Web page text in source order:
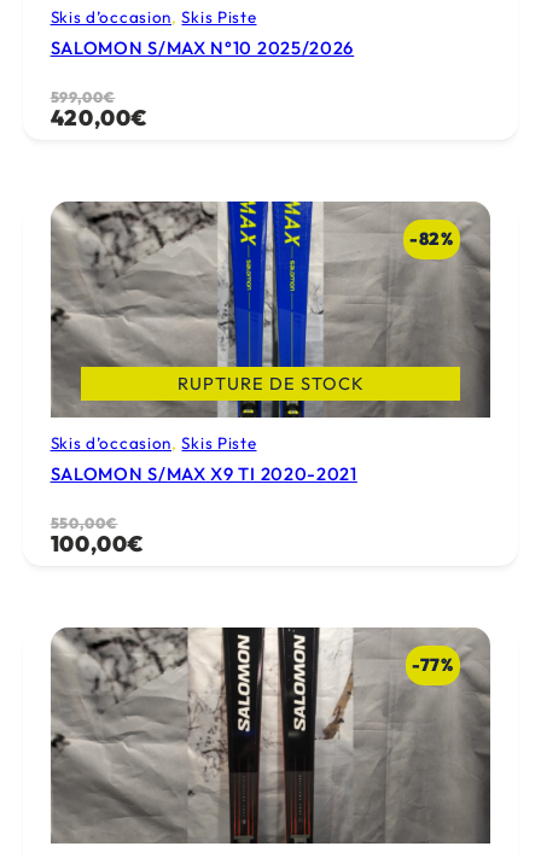
Skis d’occasion, Skis Piste
SALOMON S/MAX N°10 2025/2026
599,00€
Le
prix
599,00€.
420,00€
Le
prix
420,00€.
-82%
RUPTURE DE STOCK
Skis d’occasion, Skis Piste
SALOMON S/MAX X9 TI 2020-2021
550,00€
Le
prix
550,00€.
100,00€
Le
prix
100,00€.
-77%